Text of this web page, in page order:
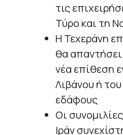
τις
Τύρο και τη
Η Τεχεράνη
θα
νέα επίθεση
Λιβάνου ή του
εδάφους
Οι
Ιράν